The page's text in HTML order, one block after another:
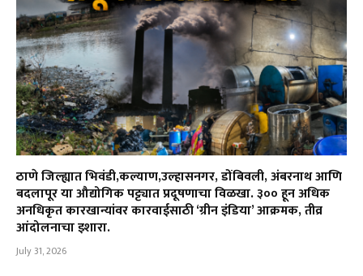
ठाणे जिल्ह्यात भिवंडी,कल्याण,उल्हासनगर, डोंबिवली, अंबरनाथ आणि
बदलापूर या औद्योगिक पट्ट्यात प्रदूषणाचा विळखा. ३०० हून अधिक
अनधिकृत कारखान्यांवर कारवाईसाठी ‘ग्रीन इंडिया’ आक्रमक, तीव्र
आंदोलनाचा इशारा.
July 31, 2026